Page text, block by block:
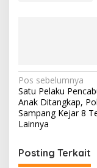
Navigasi
pos
Pos sebelumnya
Satu Pelaku
Anak Ditangkap,
Sampang Kejar 8
Lainnya
Posting Terkait